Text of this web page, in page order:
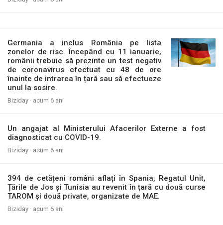
Germania a inclus România pe lista
zonelor de risc. Începând cu 11 ianuarie,
românii trebuie să prezinte un test negativ
de coronavirus efectuat cu 48 de ore
înainte de intrarea în țară sau să efectueze
unul la sosire.
Biziday · acum 6 ani
Un angajat al Ministerului Afacerilor Externe a fost
diagnosticat cu COVID-19.
Biziday · acum 6 ani
394 de cetățeni români aflați în Spania, Regatul Unit,
Țările de Jos și Tunisia au revenit în țară cu două curse
TAROM și două private, organizate de MAE.
Biziday · acum 6 ani